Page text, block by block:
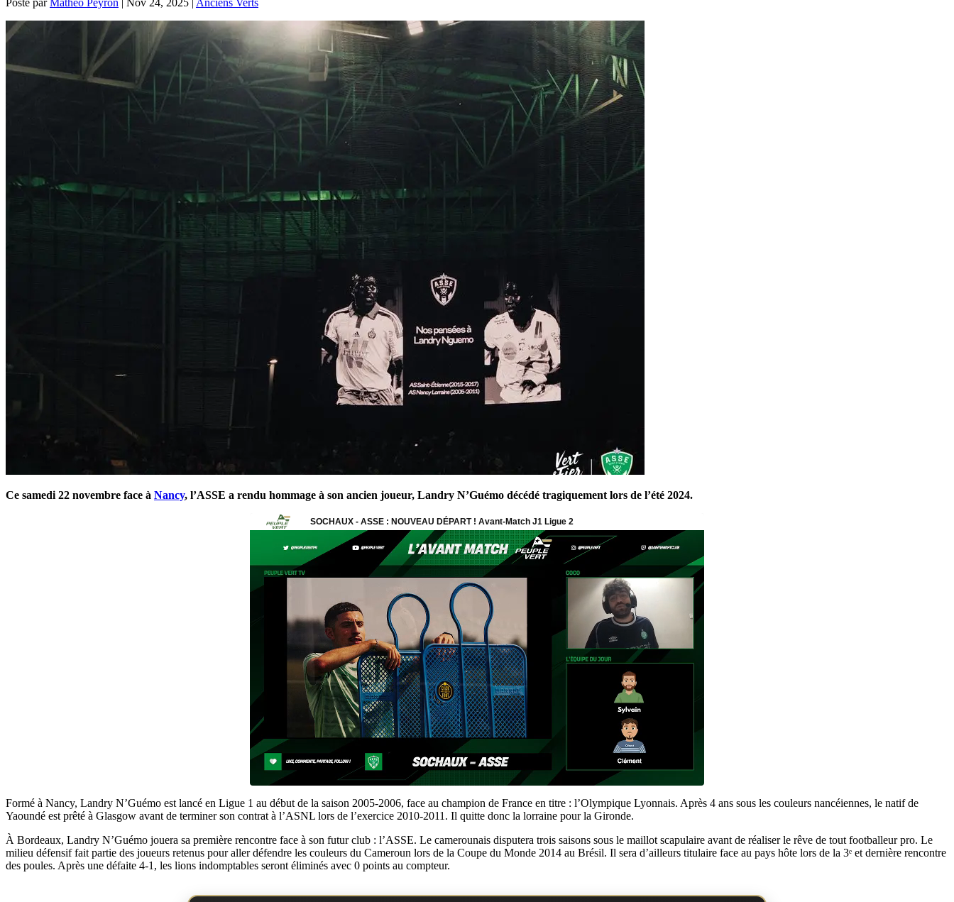
Ce samedi 22 novembre face à Nancy, l’ASSE a rendu hommage à son ancien joueur, Landry N’Guémo décédé tragiquement lors de l’été 2024.
Formé à Nancy, Landry N’Guémo est lancé en Ligue 1 au début de la saison 2005-2006, face au champion de France en titre : l’Olympique Lyonnais. Après 4 ans sous les couleurs nancéiennes, le natif de
Yaoundé est prêté à Glasgow avant de terminer son contrat à l’ASNL lors de l’exercice 2010-2011. Il quitte donc la lorraine pour la Gironde.
À Bordeaux, Landry N’Guémo jouera sa première rencontre face à son futur club : l’ASSE. Le camerounais disputera trois saisons sous le maillot scapulaire avant de réaliser le rêve de tout footballeur pro. Le
milieu défensif fait partie des joueurs retenus pour aller défendre les couleurs du Cameroun lors de la Coupe du Monde 2014 au Brésil. Il sera d’ailleurs titulaire face au pays hôte lors de la 3ᵉ et dernière rencontre
des poules. Après une défaite 4-1, les lions indomptables seront éliminés avec 0 points au compteur.